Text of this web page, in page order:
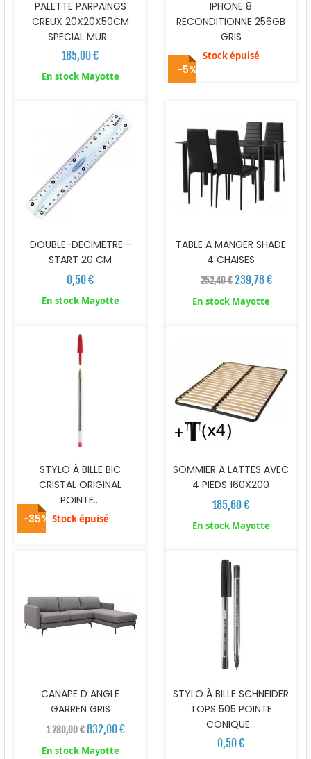
PALETTE PARPAINGS
CREUX 20X20X50CM
SPECIAL MUR...
185,00 €
En stock Mayotte
IPHONE 8
RECONDITIONNE 256GB
GRIS
Stock épuisé
DOUBLE-DECIMETRE -
START 20 CM
0,50 €
En stock Mayotte
-5%
TABLE A MANGER SHADE
4 CHAISES
252,40 € 239,78 €
En stock Mayotte
STYLO À BILLE BIC
CRISTAL ORIGINAL
POINTE...
Stock épuisé
SOMMIER A LATTES AVEC
4 PIEDS 160X200
185,60 €
En stock Mayotte
-35%
CANAPE D ANGLE
GARREN GRIS
1 280,00 € 832,00 €
En stock Mayotte
STYLO À BILLE SCHNEIDER
TOPS 505 POINTE
CONIQUE...
0,50 €